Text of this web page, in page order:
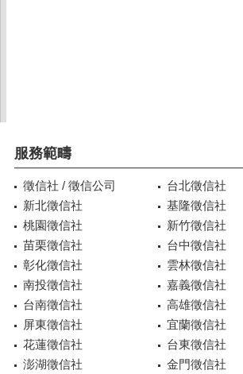
服務範疇
徵信社 / 徵信公司
台北徵信社
新北徵信社
基隆徵信社
桃園徵信社
新竹徵信社
苗栗徵信社
台中徵信社
彰化徵信社
雲林徵信社
南投徵信社
嘉義徵信社
台南徵信社
高雄徵信社
屏東徵信社
宜蘭徵信社
花蓮徵信社
台東徵信社
澎湖徵信社
金門徵信社